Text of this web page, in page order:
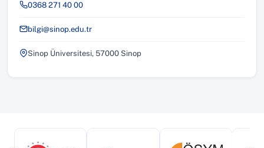
0368 271 40 00
bilgi@sinop.edu.tr
Sinop Üniversitesi, 57000 Sinop